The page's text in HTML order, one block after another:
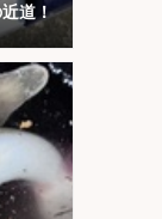
道！